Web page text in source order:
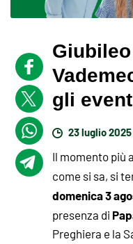
gli
23 luglio 2025
Il momento più
come si sa, si
domenica 3
presenza di
Preghiera e la